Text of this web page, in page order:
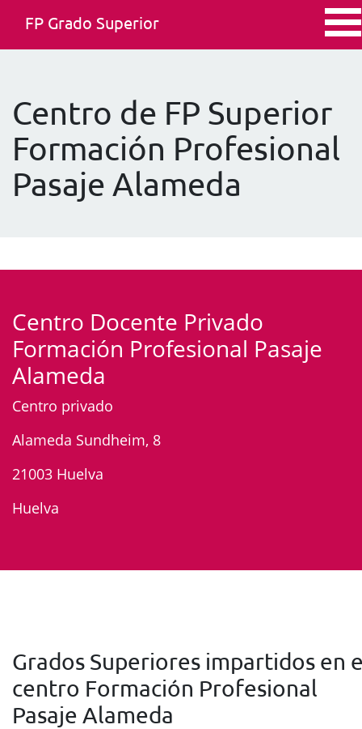
FP Grado Superior
Centro de FP Superior
Formación Profesional
Pasaje Alameda
Centro Docente Privado
Formación Profesional Pasaje
Alameda
Centro privado
Alameda Sundheim, 8
21003 Huelva
Huelva
Grados Superiores impartidos en
centro Formación Profesional
Pasaje Alameda